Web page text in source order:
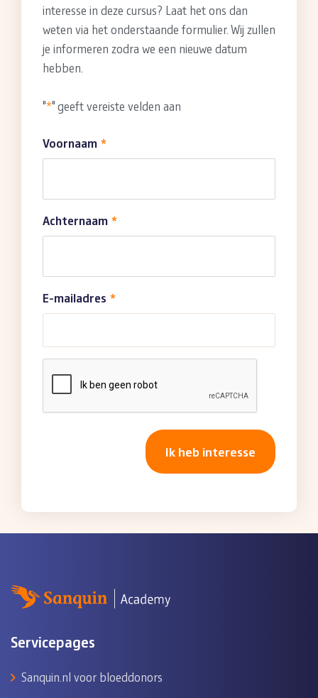
interesse in deze cursus? Laat het ons dan
weten via het onderstaande formulier. Wij zullen
je informeren zodra we een nieuwe datum
hebben.
"*" geeft vereiste velden aan
Voornaam *
Achternaam *
E-mailadres *
Servicepages
Sanquin.nl voor bloeddonors